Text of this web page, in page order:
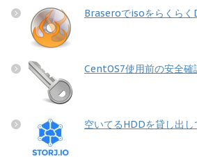
Braseroでisoをらくらく
CentOS7使用前の安全確
空いてるHDDを貸し出